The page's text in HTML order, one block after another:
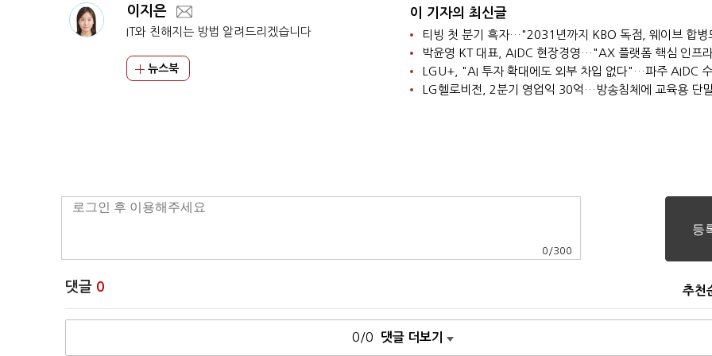
이지은
IT와 친해지는 방법 알려드리겠습니다
뉴스북
이 기자의 최신글
0 /300
댓글 0 추천
0/0 댓글 더보기